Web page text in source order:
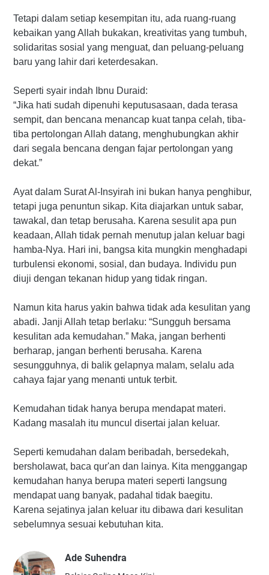
Tetapi dalam setiap kesempitan itu, ada ruang-ruang
kebaikan yang Allah bukakan, kreativitas yang tumbuh,
solidaritas sosial yang menguat, dan peluang-peluang
baru yang lahir dari keterdesakan.
Seperti syair indah Ibnu Duraid:
“Jika hati sudah dipenuhi keputusasaan, dada terasa
sempit, dan bencana menancap kuat tanpa celah, tiba-
tiba pertolongan Allah datang, menghubungkan akhir
dari segala bencana dengan fajar pertolongan yang
dekat.”
Ayat dalam Surat Al-Insyirah ini bukan hanya penghibur,
tetapi juga penuntun sikap. Kita diajarkan untuk sabar,
tawakal, dan tetap berusaha. Karena sesulit apa pun
keadaan, Allah tidak pernah menutup jalan keluar bagi
hamba-Nya. Hari ini, bangsa kita mungkin menghadapi
turbulensi ekonomi, sosial, dan budaya. Individu pun
diuji dengan tekanan hidup yang tidak ringan.
Namun kita harus yakin bahwa tidak ada kesulitan yang
abadi. Janji Allah tetap berlaku: “Sungguh bersama
kesulitan ada kemudahan.” Maka, jangan berhenti
berharap, jangan berhenti berusaha. Karena
sesungguhnya, di balik gelapnya malam, selalu ada
cahaya fajar yang menanti untuk terbit.
Kemudahan tidak hanya berupa mendapat materi.
Kadang masalah itu muncul disertai jalan keluar.
Seperti kemudahan dalam beribadah, bersedekah,
bersholawat, baca qur'an dan lainya. Kita menggangap
kemudahan hanya berupa materi seperti langsung
mendapat uang banyak, padahal tidak baegitu.
Karena sejatinya jalan keluar itu dibawa dari kesulitan
sebelumnya sesuai kebutuhan kita.
Ade Suhendra